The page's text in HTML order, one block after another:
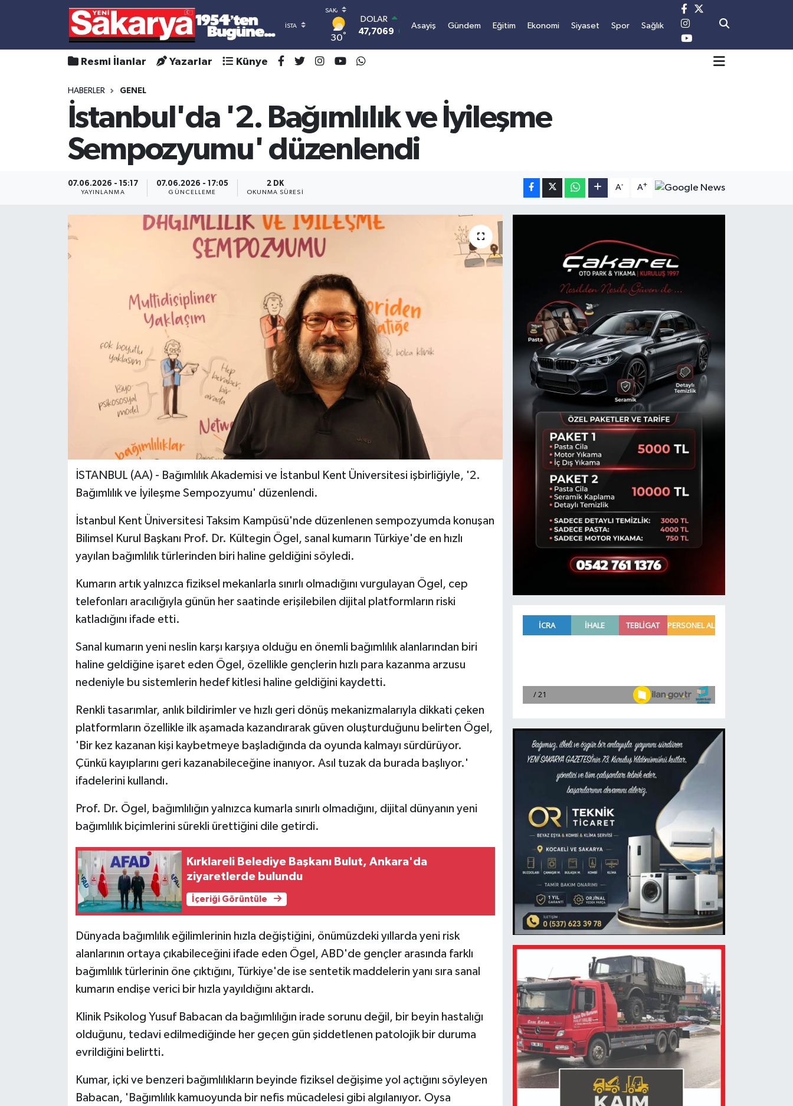
30°
DOLAR
47,7069 0.17
55,0265
6574.81
BİST100
BITCOIN
3.070.441,21
Asayiş Gündem Eğitim Ekonomi Siyaset Spor Sağlık
Resmi İlanlar Yazarlar Künye
HABERLER GENEL
İstanbul'da '2. Bağımlılık ve İyileşme
Sempozyumu' düzenlendi
07.06.2026 - 15:17
YAYINLANMA
07.06.2026 - 17:05
GÜNCELLEME
2 DK
OKUNMA SÜRESI
A- A+
İSTANBUL (AA) - Bağımlılık Akademisi ve İstanbul Kent Üniversitesi işbirliğiyle, '2.
Bağımlılık ve İyileşme Sempozyumu' düzenlendi.
İstanbul Kent Üniversitesi Taksim Kampüsü'nde düzenlenen sempozyumda konuşan
Bilimsel Kurul Başkanı Prof. Dr. Kültegin Ögel, sanal kumarın Türkiye'de en hızlı
yayılan bağımlılık türlerinden biri haline geldiğini söyledi.
Kumarın artık yalnızca fiziksel mekanlarla sınırlı olmadığını vurgulayan Ögel, cep
telefonları aracılığıyla günün her saatinde erişilebilen dijital platformların riski
katladığını ifade etti.
Sanal kumarın yeni neslin karşı karşıya olduğu en önemli bağımlılık alanlarından biri
haline geldiğine işaret eden Ögel, özellikle gençlerin hızlı para kazanma arzusu
nedeniyle bu sistemlerin hedef kitlesi haline geldiğini kaydetti.
Renkli tasarımlar, anlık bildirimler ve hızlı geri dönüş mekanizmalarıyla dikkati çeken
platformların özellikle ilk aşamada kazandırarak güven oluşturduğunu belirten Ögel,
'Bir kez kazanan kişi kaybetmeye başladığında da oyunda kalmayı sürdürüyor.
Çünkü kayıplarını geri kazanabileceğine inanıyor. Asıl tuzak da burada başlıyor.'
ifadelerini kullandı.
Prof. Dr. Ögel, bağımlılığın yalnızca kumarla sınırlı olmadığını, dijital dünyanın yeni
bağımlılık biçimlerini sürekli ürettiğini dile getirdi.
Kırklareli Belediye Başkanı Bulut, Ankara'da
ziyaretlerde bulundu
İçeriği Görüntüle
Dünyada bağımlılık eğilimlerinin hızla değiştiğini, önümüzdeki yıllarda yeni risk
alanlarının ortaya çıkabileceğini ifade eden Ögel, ABD'de gençler arasında farklı
bağımlılık türlerinin öne çıktığını, Türkiye'de ise sentetik maddelerin yanı sıra sanal
kumarın endişe verici bir hızla yayıldığını aktardı.
Klinik Psikolog Yusuf Babacan da bağımlılığın irade sorunu değil, bir beyin hastalığı
olduğunu, tedavi edilmediğinde her geçen gün şiddetlenen patolojik bir duruma
evrildiğini belirtti.
Kumar, içki ve benzeri bağımlılıkların beyinde fiziksel değişime yol açtığını söyleyen
Babacan, 'Bağımlılık kamuoyunda bir nefis mücadelesi gibi algılanıyor. Oysa